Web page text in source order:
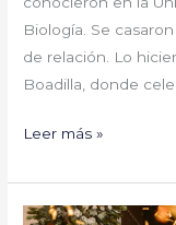
Biología. Se
de relación. Lo
Boadilla, donde
Leer más »
Lola